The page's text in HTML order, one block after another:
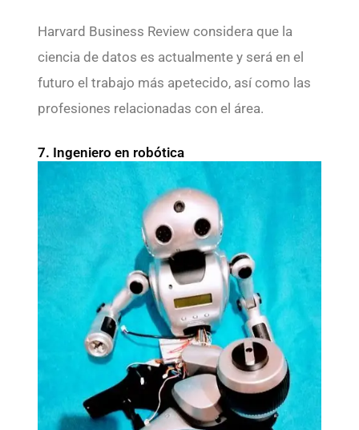
Harvard Business Review considera que la
ciencia de datos es actualmente y será en el
futuro el trabajo más apetecido, así como las
profesiones relacionadas con el área.
7. Ingeniero en robótica